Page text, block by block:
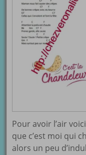
Pour avoir l’air
que c’est moi qui
alors un peu